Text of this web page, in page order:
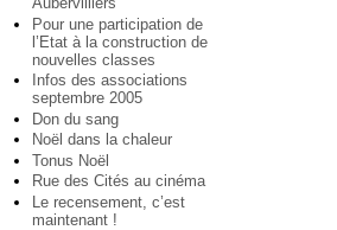
Pour une participation de
l’Etat à la construction de
nouvelles classes
Infos des associations
septembre 2005
Don du sang
Noël dans la chaleur
Tonus Noël
Rue des Cités au cinéma
Le recensement, c’est
maintenant !